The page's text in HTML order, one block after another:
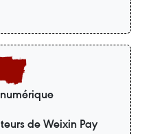
de Weixin Pay